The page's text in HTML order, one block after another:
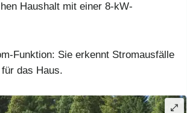
Haushalt mit einer 8-kW-
Funktion: Sie erkennt Stromausfälle
das Haus.